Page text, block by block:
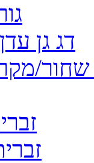
דג גן
שחור/